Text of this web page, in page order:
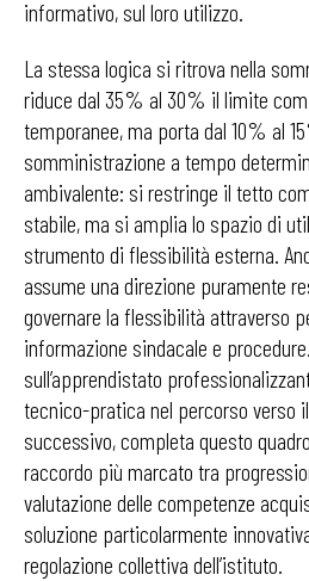
informativo, sul loro utilizzo.
La stessa logica si ritrova nella
riduce dal 35% al 30% il limite
temporanee, ma porta dal 10% al
somministrazione a tempo
ambivalente: si restringe il tetto
stabile, ma si amplia lo spazio di
strumento di flessibilità esterna.
assume una direzione puramente
governare la flessibilità attraverso
informazione sindacale e
sull’apprendistato
tecnico-pratica nel percorso verso
successivo, completa questo
raccordo più marcato tra
valutazione delle competenze
soluzione particolarmente
regolazione collettiva dell’istituto.